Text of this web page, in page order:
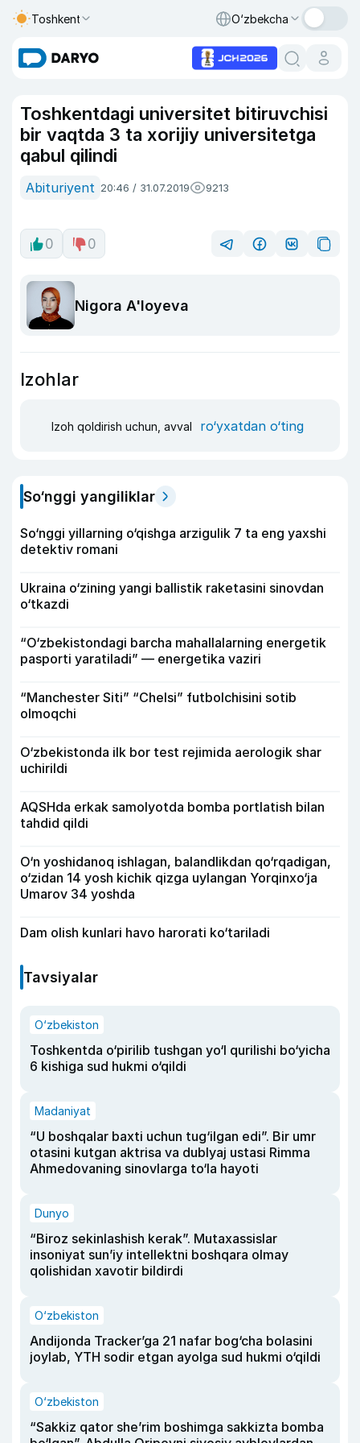
Toshkent O‘zbekcha
Toshkentdagi universitet bitiruvchisi
bir vaqtda 3 ta xorijiy universitetga
qabul qilindi
Abituriyent 20:46 / 31.07.2019 9213
0 0
Nigora A'loyeva
Izohlar
Izoh qoldirish uchun, avval ro‘yxatdan o‘ting
So‘nggi yangiliklar
So‘nggi yillarning o‘qishga arzigulik 7 ta eng yaxshi
detektiv romani
Ukraina o‘zining yangi ballistik raketasini sinovdan
o‘tkazdi
“O‘zbekistondagi barcha mahallalarning energetik
pasporti yaratiladi” — energetika vaziri
“Manchester Siti” “Chelsi” futbolchisini sotib
olmoqchi
O‘zbekistonda ilk bor test rejimida aerologik shar
uchirildi
AQSHda erkak samolyotda bomba portlatish bilan
tahdid qildi
O‘n yoshidanoq ishlagan, balandlikdan qo‘rqadigan,
o‘zidan 14 yosh kichik qizga uylangan Yorqinxo‘ja
Umarov 34 yoshda
Dam olish kunlari havo harorati ko‘tariladi
Tavsiyalar
O‘zbekiston
Toshkentda o‘pirilib tushgan yo‘l qurilishi bo‘yicha
6 kishiga sud hukmi o‘qildi
Madaniyat
“U boshqalar baxti uchun tug‘ilgan edi”. Bir umr
otasini kutgan aktrisa va dublyaj ustasi Rimma
Ahmedovaning sinovlarga to‘la hayoti
Dunyo
“Biroz sekinlashish kerak”. Mutaxassislar
insoniyat sun’iy intellektni boshqara olmay
qolishidan xavotir bildirdi
O‘zbekiston
Andijonda Tracker’ga 21 nafar bog‘cha bolasini
joylab, YTH sodir etgan ayolga sud hukmi o‘qildi
O‘zbekiston
“Sakkiz qator she’rim boshimga sakkizta bomba